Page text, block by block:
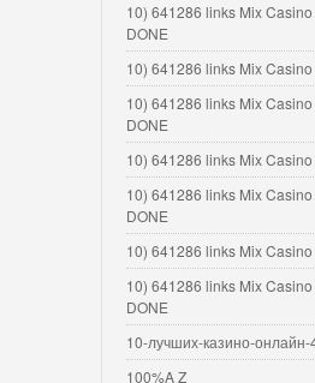
10) 641286 links Mix
DONE
10) 641286 links Mix
10) 641286 links Mix
DONE
10) 641286 links Mix
10) 641286 links Mix
DONE
10) 641286 links Mix
10) 641286 links Mix
DONE
10-лучших-казино-онлайн-
100%A Z